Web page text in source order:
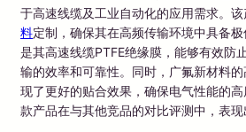
于高速线缆及工业自动化的应用需求。
料定制，确保其在高频传输环境中具备
是其高速线缆PTFE绝缘膜，能够有效防
输的效率和可靠性。同时，广氟新材料
现了更好的贴合效果，确保电气性能的
款产品在与其他竞品的对比评测中，表现